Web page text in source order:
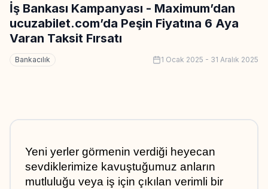
İş Bankası Kampanyası - Maximum’dan
ucuzabilet.com’da Peşin Fiyatına 6 Aya
Varan Taksit Fırsatı
Bankacılık 1 Ocak 2025 - 31 Aralık 2025
Yeni yerler görmenin verdiği heyecan
sevdiklerimize kavuştuğumuz anların
mutluluğu veya iş için çıkılan verimli bir